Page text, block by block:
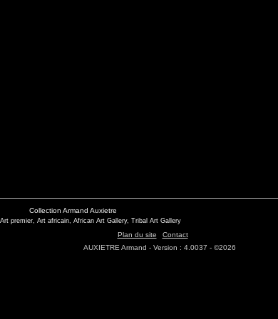
Collection Armand Auxietre
premier, Art africain, African Art Gallery, Tribal Art Gallery
Plan du site
Contact
AUXIETRE Armand - Version : 4.0037 - ©2026